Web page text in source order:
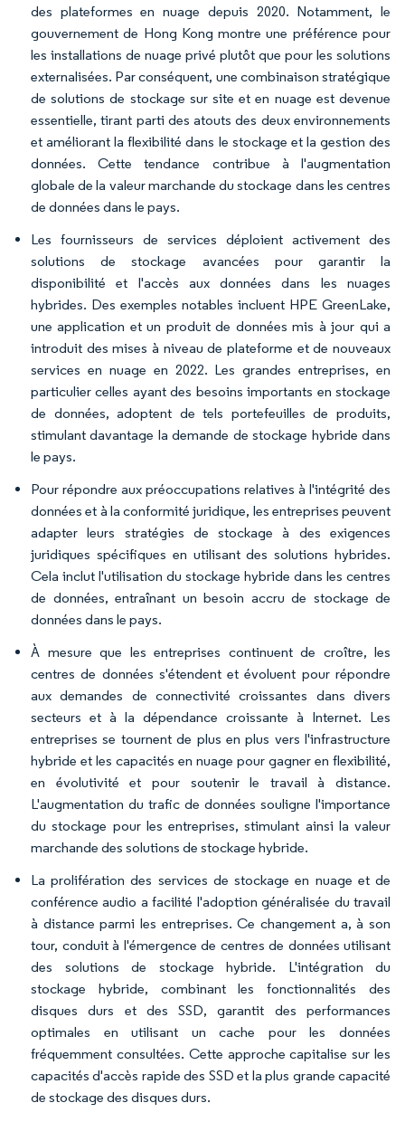
des plateformes en nuage depuis 2020. Notamment, le
gouvernement de Hong Kong montre une préférence pour
les installations de nuage privé plutôt que pour les solutions
externalisées. Par conséquent, une combinaison stratégique
de solutions de stockage sur site et en nuage est devenue
essentielle, tirant parti des atouts des deux environnements
et améliorant la flexibilité dans le stockage et la gestion des
données. Cette tendance contribue à l'augmentation
globale de la valeur marchande du stockage dans les centres
de données dans le pays.
Les fournisseurs de services déploient activement des
solutions de stockage avancées pour garantir la
disponibilité et l'accès aux données dans les nuages
hybrides. Des exemples notables incluent HPE GreenLake,
une application et un produit de données mis à jour qui a
introduit des mises à niveau de plateforme et de nouveaux
services en nuage en 2022. Les grandes entreprises, en
particulier celles ayant des besoins importants en stockage
de données, adoptent de tels portefeuilles de produits,
stimulant davantage la demande de stockage hybride dans
le pays.
Pour répondre aux préoccupations relatives à l'intégrité des
données et à la conformité juridique, les entreprises peuvent
adapter leurs stratégies de stockage à des exigences
juridiques spécifiques en utilisant des solutions hybrides.
Cela inclut l'utilisation du stockage hybride dans les centres
de données, entraînant un besoin accru de stockage de
données dans le pays.
À mesure que les entreprises continuent de croître, les
centres de données s'étendent et évoluent pour répondre
aux demandes de connectivité croissantes dans divers
secteurs et à la dépendance croissante à Internet. Les
entreprises se tournent de plus en plus vers l'infrastructure
hybride et les capacités en nuage pour gagner en flexibilité,
en évolutivité et pour soutenir le travail à distance.
L'augmentation du trafic de données souligne l'importance
du stockage pour les entreprises, stimulant ainsi la valeur
marchande des solutions de stockage hybride.
La prolifération des services de stockage en nuage et de
conférence audio a facilité l'adoption généralisée du travail
à distance parmi les entreprises. Ce changement a, à son
tour, conduit à l'émergence de centres de données utilisant
des solutions de stockage hybride. L'intégration du
stockage hybride, combinant les fonctionnalités des
disques durs et des SSD, garantit des performances
optimales en utilisant un cache pour les données
fréquemment consultées. Cette approche capitalise sur les
capacités d'accès rapide des SSD et la plus grande capacité
de stockage des disques durs.